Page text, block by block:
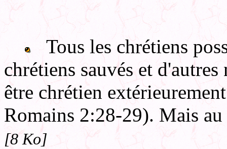
Tous les chrétiens
chrétiens sauvés et
être chrétien
Romains 2:28-29). Mais
[8 Ko]